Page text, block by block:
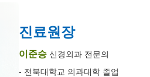
진료원장
이준승 신경외과 전문의
- 전북대학교 의과대학 졸업